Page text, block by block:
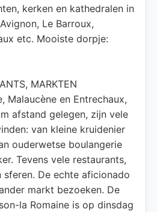
kerken en kathedralen in
Le Barroux,
etc. Mooiste dorpje:
MARKTEN
Malaucène en Entrechaux,
afstand gelegen, zijn vele
van kleine kruidenier
ouderwetse boulangerie
Tevens vele restaurants,
De echte aficionado
markt bezoeken. De
la Romaine is op dinsdag